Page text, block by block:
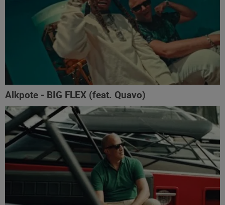
Alkpote - BIG FLEX (feat. Quavo)